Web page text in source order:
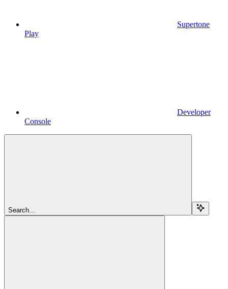
Supertone
Play
Developer
Console
Search...